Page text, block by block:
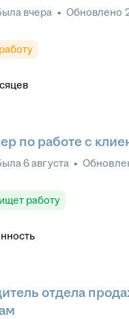
вчера • Обновлено
по работе с
6 августа •
работу
отдела